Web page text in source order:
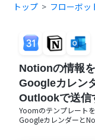
トップ フローボッ
Notionの情報
Googleカレン
Outlookで送信
Yoomのテンプレート
Googleカレンダーと